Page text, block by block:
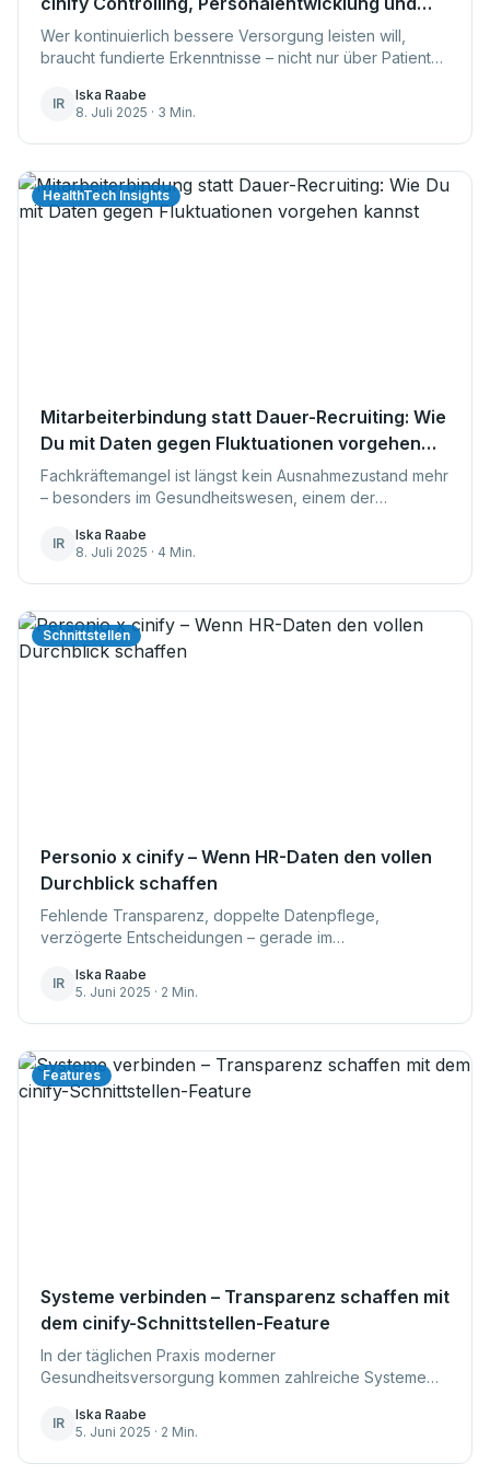
Automatisierung verbinden
Wer kontinuierlich bessere Versorgung leisten will,
braucht fundierte Erkenntnisse – nicht nur über Patienten
Doch wie lässt sich Mitarbeiterzufriedenheit messba...
IR
Iska Raabe
8. Juli 2025 · 3 Min.
HealthTech Insights
Mitarbeiterbindung statt Dauer-Recruiting: Wie
Du mit Daten gegen Fluktuationen vorgehen
kannst
Fachkräftemangel ist längst kein Ausnahmezustand mehr
– besonders im Gesundheitswesen, einem der
während vielerorts über den „leeren Arbeitsmarkt“ ge...
IR
Iska Raabe
8. Juli 2025 · 4 Min.
Schnittstellen
Personio x cinify – Wenn HR-Daten den vollen
Durchblick schaffen
Fehlende Transparenz, doppelte Datenpflege,
verzögerte Entscheidungen – gerade im
Personalmanagement teuer werden. Denn wer
Personalressourcen nicht klar im Blic...
IR
Iska Raabe
5. Juni 2025 · 2 Min.
Features
Systeme verbinden – Transparenz schaffen mit
dem cinify-Schnittstellen-Feature
In der täglichen Praxis moderner
Gesundheitsversorgung kommen zahlreiche Systeme
Bildgebung, Terminvergabe, Controlling – um nur einige
zu nennen. Doch...
IR
Iska Raabe
5. Juni 2025 · 2 Min.